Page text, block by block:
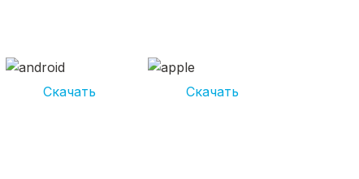
Скачать Скачать